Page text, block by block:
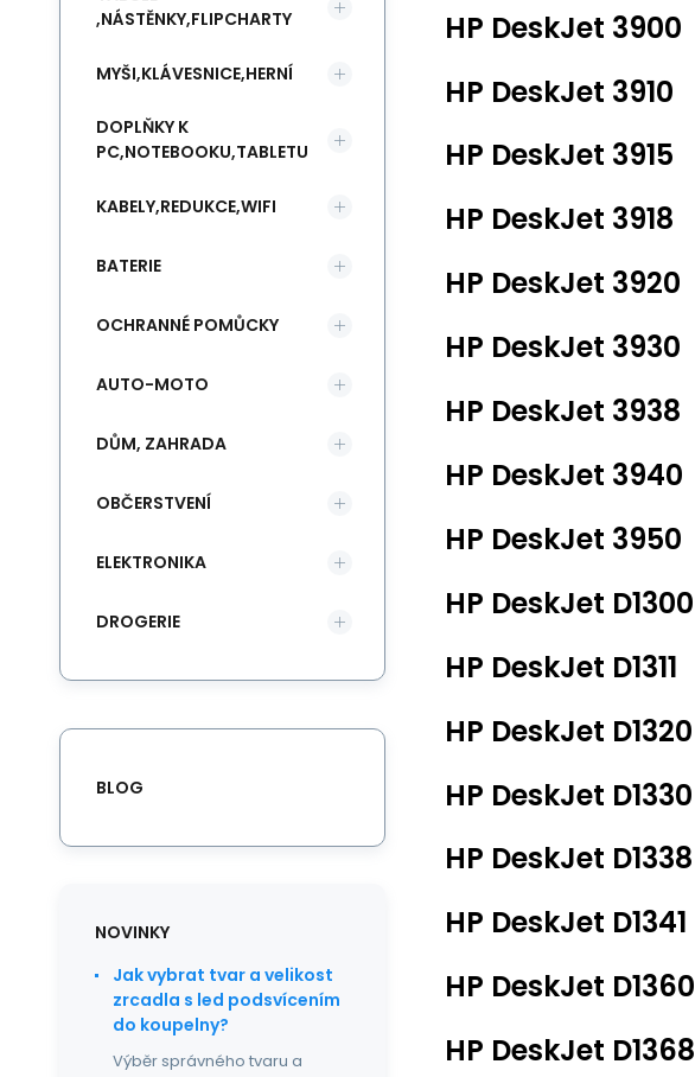
HP DeskJet 3900
HP DeskJet 3910
HP DeskJet 3915
HP DeskJet 3918
HP DeskJet 3920
HP DeskJet 3930
HP DeskJet 3938
HP DeskJet 3940
HP DeskJet 3950
HP DeskJet D1300
HP DeskJet D1311
HP DeskJet D1320
HP DeskJet D1330
HP DeskJet D1338
HP DeskJet D1341
HP DeskJet D1360
HP DeskJet D1368
,NÁSTĚNKY,FLIPCHARTY
MYŠI,KLÁVESNICE,HERNÍ
DOPLŇKY K
PC,NOTEBOOKU,TABLETU
KABELY,REDUKCE,WIFI
BATERIE
OCHRANNÉ POMŮCKY
AUTO-MOTO
DŮM, ZAHRADA
OBČERSTVENÍ
ELEKTRONIKA
DROGERIE
BLOG
NOVINKY
Jak vybrat tvar a velikost
zrcadla s led podsvícením
do koupelny?
Výběr správného tvaru a